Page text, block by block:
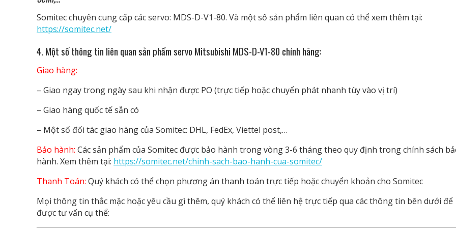
Somitec chuyên cung cấp các servo: MDS-D-V1-80. Và một số sản phẩm liên quan có thể xem thêm tại:
https://somitec.net/
4. Một số thông tin liên quansản phẩm servo Mitsubishi MDS-D-V1-80 chính hãng:
Giao hàng:
– Giao ngay trong ngày sau khi nhận được PO (trực tiếp hoặc chuyển phát nhanh tùy vào vị trí)
– Giao hàng quốc tế sẵn có
– Một số đối tác giao hàng của Somitec: DHL, FedEx, Viettel post,…
Bảo hành: Các sản phẩm của Somitec được bảo hành trong vòng 3-6 tháng theo quy định trong chính sách
hành. Xem thêm tại: https://somitec.net/chinh-sach-bao-hanh-cua-somitec/
Thanh Toán: Quý khách có thể chọn phương án thanh toán trực tiếp hoặc chuyển khoản cho Somitec
Mọi thông tin thắc mặc hoặc yêu cầu gì thêm, quý khách có thể liên hệ trực tiếp qua các thông tin bên dưới để
được tư vấn cụ thể: